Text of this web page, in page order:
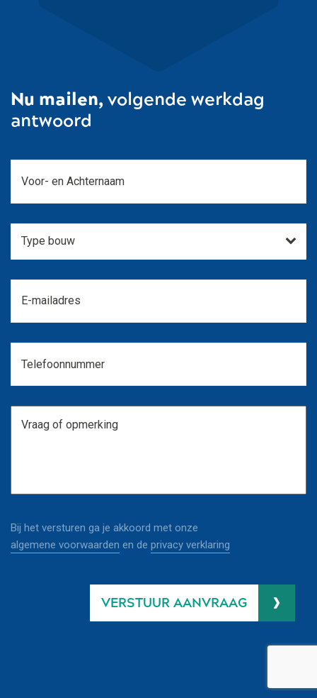
Nu mailen, volgende werkdag
antwoord
Bij het versturen ga je akkoord met onze
algemene voorwaarden en de privacy verklaring